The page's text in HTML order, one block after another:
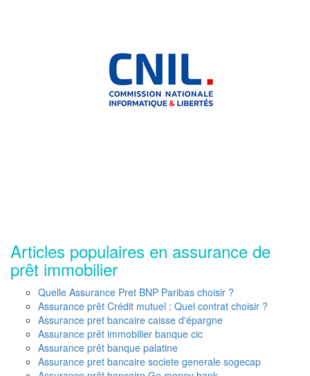
Articles populaires en assurance de
prêt immobilier
Quelle Assurance Pret BNP Paribas choisir ?
Assurance prêt Crédit mutuel : Quel contrat choisir ?
Assurance pret bancaire caisse d'épargne
Assurance prêt immobilier banque cic
Assurance prêt banque palatine
Assurance pret bancaire societe generale sogecap